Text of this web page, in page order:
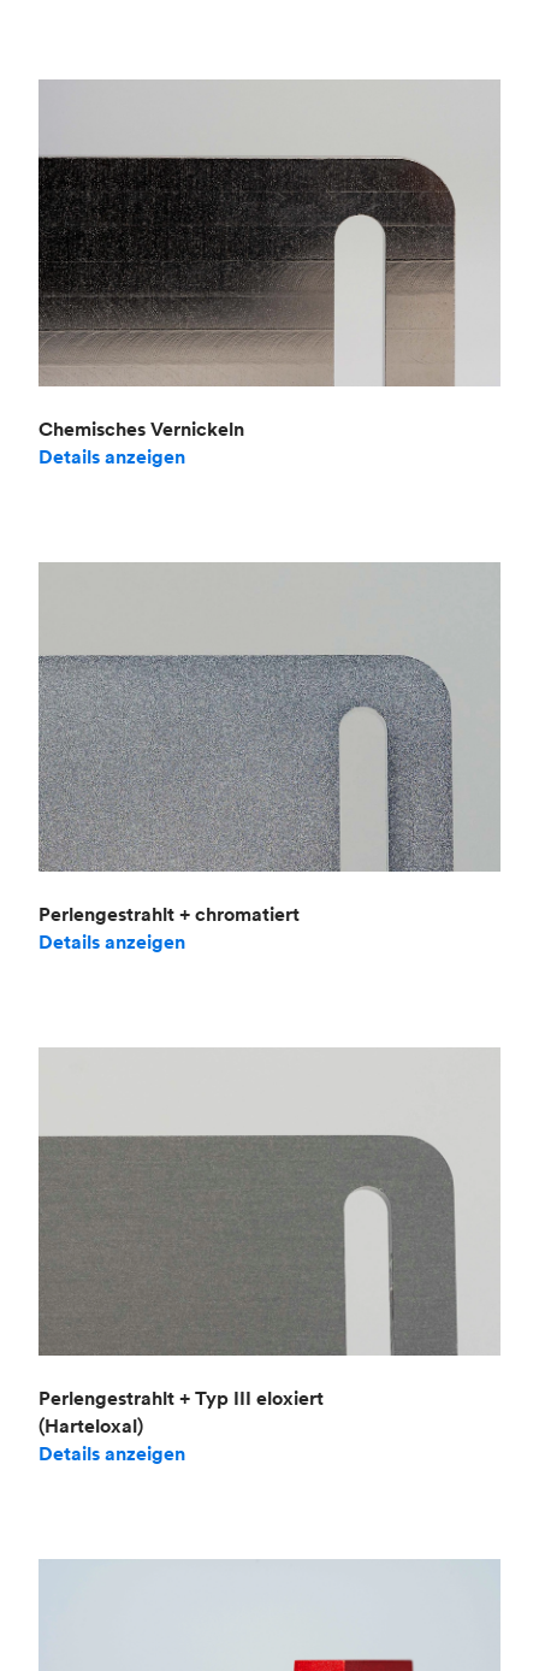
Chemisches Vernickeln
Details anzeigen
Perlengestrahlt + chromatiert
Details anzeigen
Perlengestrahlt + Typ III eloxiert
(Harteloxal)
Details anzeigen